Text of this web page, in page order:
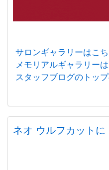
サロンギャラリーはこ
メモリアルギャラリー
スタッフブログのトッ
ネオ ウルフカット